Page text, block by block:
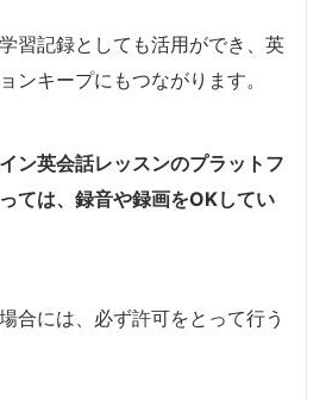
習記録としても活用ができ、英
ンキープにもつながります。
ン英会話レッスンのプラットフ
ては、録音や録画をOKしてい
合には、必ず許可をとって行う